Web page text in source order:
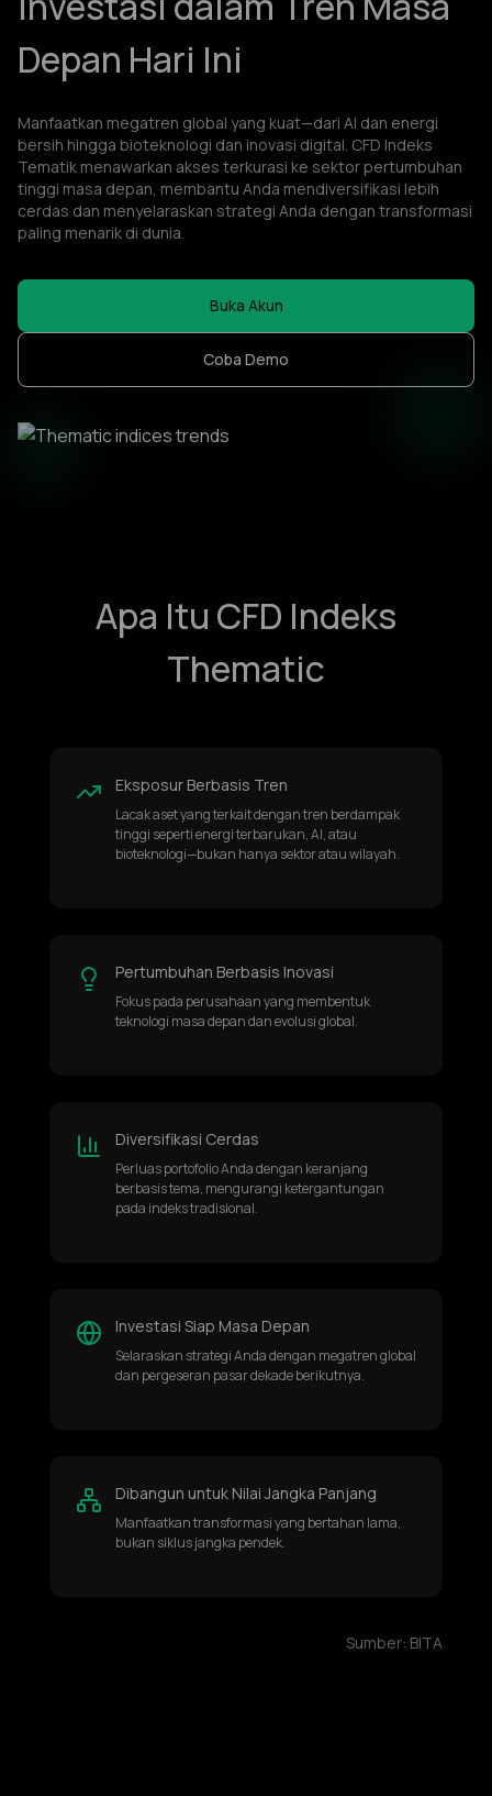
Depan Hari Ini
Manfaatkan megatren global yang kuat—dari AI dan energi
bersih hingga bioteknologi dan inovasi digital. CFD Indeks
Tematik menawarkan akses terkurasi ke sektor pertumbuhan
tinggi masa depan, membantu Anda mendiversifikasi lebih
cerdas dan menyelaraskan strategi Anda dengan transformasi
paling menarik di dunia.
Buka Akun
Coba Demo
Apa Itu CFD Indeks
Thematic
Eksposur Berbasis Tren
Lacak aset yang terkait dengan tren berdampak
tinggi seperti energi terbarukan, AI, atau
bioteknologi—bukan hanya sektor atau wilayah.
Pertumbuhan Berbasis Inovasi
Fokus pada perusahaan yang membentuk
teknologi masa depan dan evolusi global.
Diversifikasi Cerdas
Perluas portofolio Anda dengan keranjang
berbasis tema, mengurangi ketergantungan
pada indeks tradisional.
Investasi Siap Masa Depan
Selaraskan strategi Anda dengan megatren global
dan pergeseran pasar dekade berikutnya.
Dibangun untuk Nilai Jangka Panjang
Manfaatkan transformasi yang bertahan lama,
bukan siklus jangka pendek.
Sumber: BITA